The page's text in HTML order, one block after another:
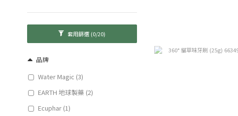
套用篩選 (0/20)
品牌
Water Magic (3)
EARTH 地球製藥 (2)
Ecuphar (1)